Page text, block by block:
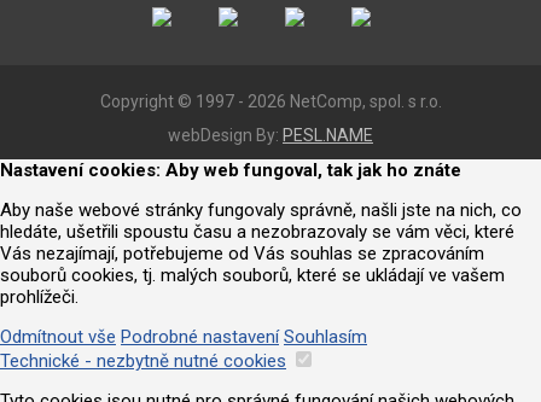
Copyright © 1997 - 2026 NetComp, spol. s r.o.
webDesign By: PESL.NAME
Nastavení cookies: Aby web fungoval, tak jak ho znáte
Aby naše webové stránky fungovaly správně, našli jste na nich, co
hledáte, ušetřili spoustu času a nezobrazovaly se vám věci, které
Vás nezajímají, potřebujeme od Vás souhlas se zpracováním
souborů cookies, tj. malých souborů, které se ukládají ve vašem
prohlížeči.
Odmítnout vše Podrobné nastavení Souhlasím
Technické - nezbytně nutné cookies